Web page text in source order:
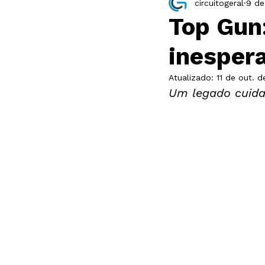
Resenha Exposição
Top
circuitogeral 9
Atualizado: 11 de out.
Um legado